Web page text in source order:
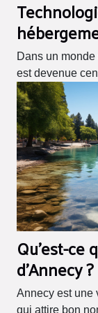
Dans un
est devenue
Qu'est-ce
d'Annecy ?
Annecy est une
qui attire bon